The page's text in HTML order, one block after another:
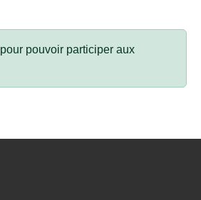
pour pouvoir participer aux